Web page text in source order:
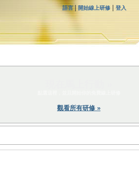
語言| 開始線上研修 登入
觀看所有研修 »